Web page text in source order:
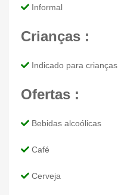
Informal
Crianças :
Indicado para crianças
Ofertas :
Bebidas alcoólicas
Café
Cerveja